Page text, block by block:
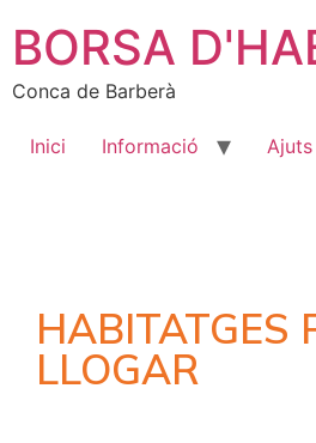
BORSA
Conca de Barberà
Inici Informació Ajuts
HABITATGES
LLOGAR